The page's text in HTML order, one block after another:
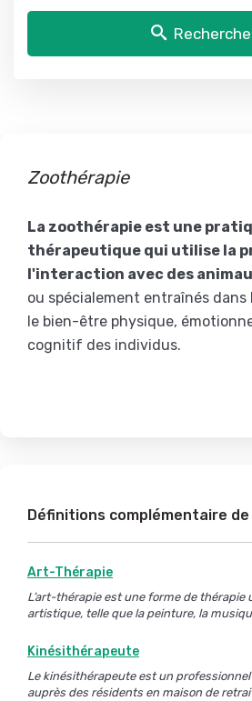
Zoothérapie
La zoothérapie est une
thérapeutique qui utilise la
l'interaction avec des
ou spécialement entraînés dans
le bien-être physique,
cognitif des individus.
Définitions complémentaire
Art-Thérapie
L’art-thérapie est une forme de thérapie
artistique, telle que la peinture, la
Kinésithérapeute
Le kinésithérapeute est un
auprès des résidents en maison de